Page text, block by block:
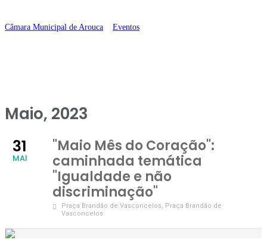
Câmara Municipal de Arouca Eventos
Maio, 2023
31
MAI
"Maio Mês do Coração":
caminhada temática
"Igualdade e não
discriminação"
Praça Brandão de Vasconcelos, Praça Brandão de
Vasconcelos